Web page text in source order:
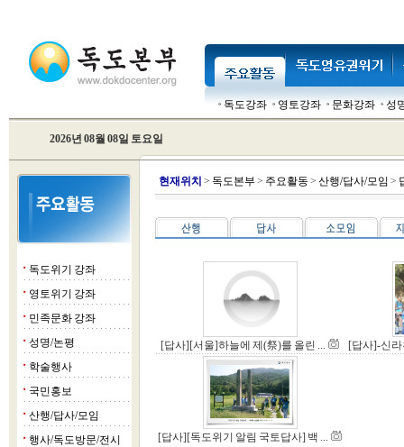
독도강좌 영토강좌 문화강좌 성
2026년 08월 08일 토요일
■ 독도위기 강좌
■ 영토위기 강좌
■ 민족문화 강좌
■ 성명/논평
■ 학술행사
■ 국민홍보
■ 산행/답사/모임
■ 행사/독도방문/전시
현재위치 > 독도본부 > 주요활동 > 산행/답사/모임 >
[답사][서울]하늘에 제(祭)를 올린 ... [답사]-신라
[답사][독도위기 알림 국토답사] 백 ...